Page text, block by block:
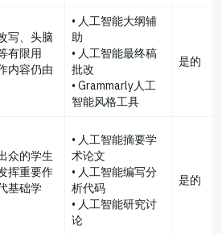
写、头脑
有限用
内容仍由
• 人工智能大纲辅
助
• 人工智能最终稿
批改
• Grammarly人工
智能风格工具
是的
众的学生
挥重要作
基础学
• 人工智能摘要学
术论文
• 人工智能编写分
析代码
• 人工智能研究讨
论
是的